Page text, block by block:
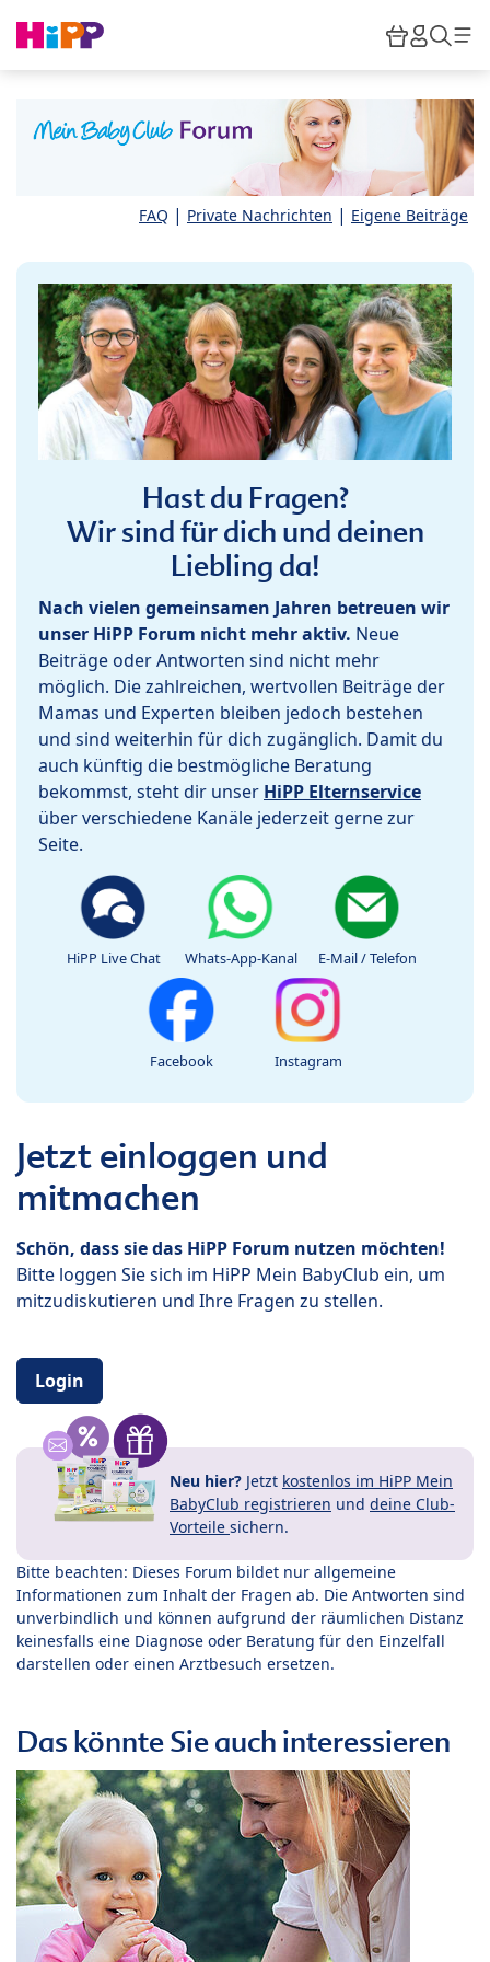
HiPP
FAQ | Private Nachrichten | Eigene Beiträge
Hast du Fragen?
Wir sind für dich und deinen
Liebling da!
Nach vielen gemeinsamen Jahren betreuen wir
unser HiPP Forum nicht mehr aktiv. Neue
Beiträge oder Antworten sind nicht mehr
möglich. Die zahlreichen, wertvollen Beiträge der
Mamas und Experten bleiben jedoch bestehen
und sind weiterhin für dich zugänglich. Damit du
auch künftig die bestmögliche Beratung
bekommst, steht dir unser HiPP Elternservice
über verschiedene Kanäle jederzeit gerne zur
Seite.
HiPP Live Chat Whats-App-Kanal E-Mail / Telefon
Facebook Instagram
Jetzt einloggen und
mitmachen
Schön, dass sie das HiPP Forum nutzen möchten!
Bitte loggen Sie sich im HiPP Mein BabyClub ein, um
mitzudiskutieren und Ihre Fragen zu stellen.
Login
Neu hier? Jetzt kostenlos im HiPP Mein
BabyClub registrieren und deine Club-
Vorteile sichern.
Bitte beachten: Dieses Forum bildet nur allgemeine
Informationen zum Inhalt der Fragen ab. Die Antworten sind
unverbindlich und können aufgrund der räumlichen Distanz
keinesfalls eine Diagnose oder Beratung für den Einzelfall
darstellen oder einen Arztbesuch ersetzen.
Das könnte Sie auch interessieren